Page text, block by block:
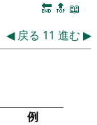
🔚 🔝 📖
◀ 戻る 11 進む ▶
例